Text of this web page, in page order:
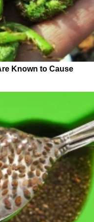
Known to Cause